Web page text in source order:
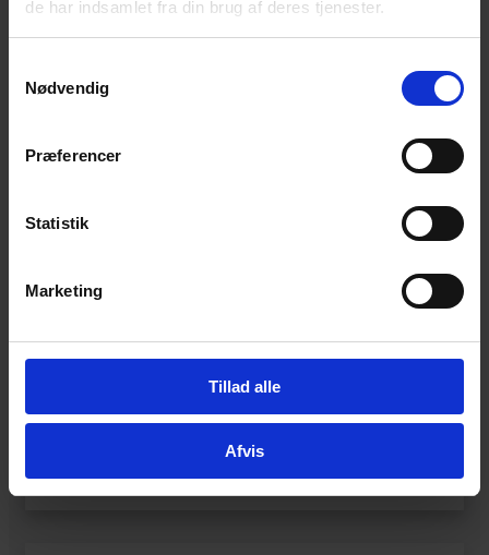
de har indsamlet fra din brug af deres tjenester.
Nødvendig
Præferencer
Statistik
Marketing
Tillad alle
Afvis
Safirglas